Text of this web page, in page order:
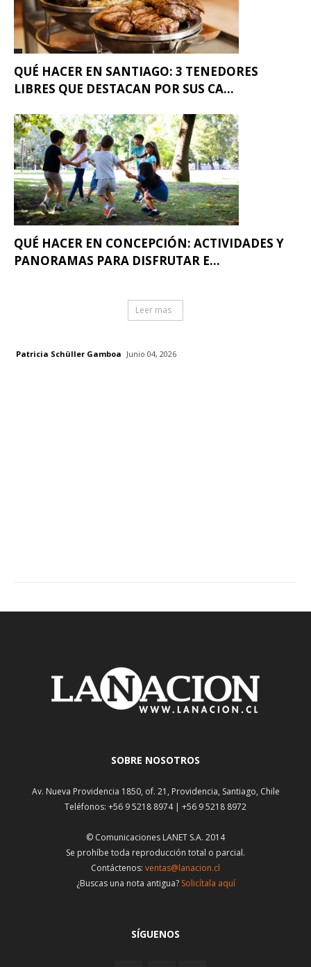
QUÉ HACER EN SANTIAGO: 3 TENEDORES
LIBRES QUE DESTACAN POR SUS CA...
QUÉ HACER EN CONCEPCIÓN: ACTIVIDADES Y
PANORAMAS PARA DISFRUTAR E...
Leer mas
Patricia Schüller Gamboa Junio 04, 2026
SOBRE NOSOTROS
Av. Nueva Providencia 1850, of. 21, Providencia, Santiago, Chile
Teléfonos: +56 9 5218 8974 | +56 9 5218 8972
© Comunicaciones LANET S.A. 2014
Se prohíbe toda reproducción total o parcial.
Contáctenos: ventas@lanacion.cl
¿Buscas una nota antigua? Solicítala aquí
SÍGUENOS